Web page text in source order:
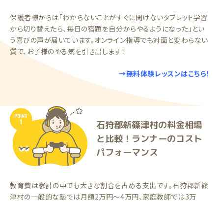
保護者様からは「わからないことがすぐに聞けないタブレット学習
から切り替えたら、毎日の宿題を自分からやるようになった」とい
う喜びの声が届いています。オンライン指導でも対面と変わらない
質で、お子様のやる気を引き出します！
→無料体験レッスンはこちら！
石狩郡新篠津村の料金相場
と比較！ランナーのコスト
パフォーマンス
教育費は家計の中でも大きな割合を占める支出です。石狩郡新篠
津村の一般的な塾では月額2万円〜4万円、家庭教師では3万